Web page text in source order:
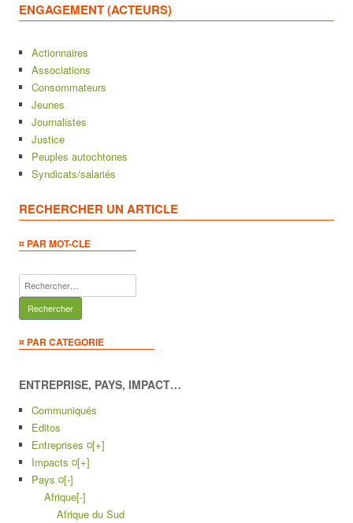
ENGAGEMENT (ACTEURS)
Actionnaires
Associations
Consommateurs
Jeunes
Journalistes
Justice
Peuples autochtones
Syndicats/salariés
RECHERCHER UN ARTICLE
¤ PAR MOT-CLE
Rechercher :
¤ PAR CATEGORIE
ENTREPRISE, PAYS, IMPACT…
Communiqués
Editos
Entreprises ¤[+]
Impacts ¤[+]
Pays ¤[-]
Afrique[-]
Afrique du Sud